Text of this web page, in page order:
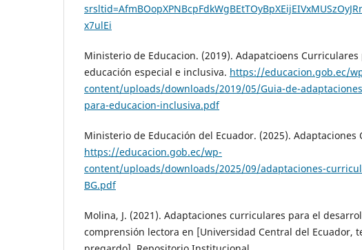
x7ulEi
Ministerio de Educacion. (2019). Adapatcioens Curriculares
educación especial e inclusiva. https://educacion.gob.ec/
content/uploads/downloads/2019/05/Guia-de-
para-educacion-inclusiva.pdf
Ministerio de Educación del Ecuador. (2025). Adaptaciones
https://educacion.gob.ec/wp-
content/uploads/downloads/2025/09/adaptaciones-
BG.pdf
Molina, J. (2021). Adaptaciones curriculares para el
comprensión lectora en [Universidad Central del Ecuador,